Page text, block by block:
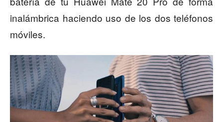
inalámbrica haciendo uso de los dos teléfonos
móviles.